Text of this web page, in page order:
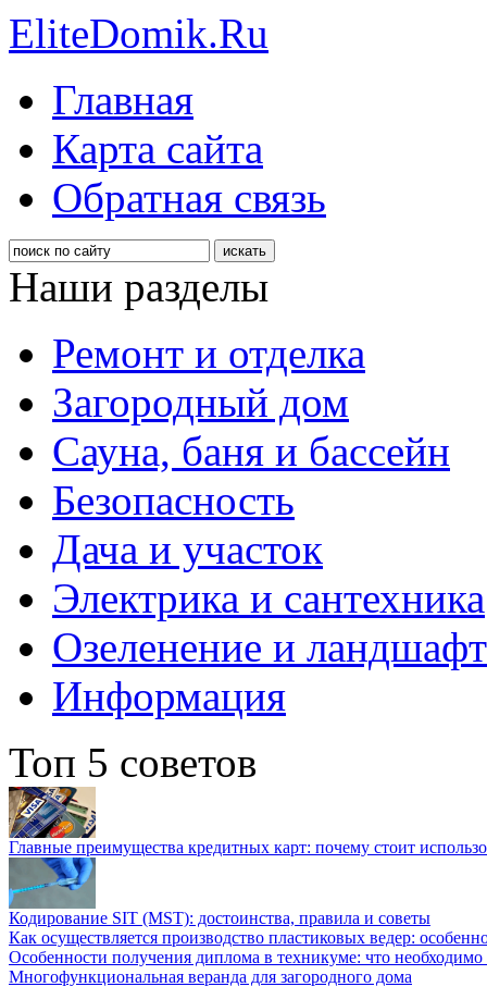
EliteDomik.Ru
Главная
Карта сайта
Обратная связь
Наши разделы
Ремонт и отделка
Загородный дом
Сауна, баня и бассейн
Безопасность
Дача и участок
Электрика и сантехника
Озеленение и
Информация
Топ 5 советов
Главные преимущества кредитных карт: почему стоит
Кодирование SIT (MST): достоинства, правила и советы
Как осуществляется производство пластиковых ведер:
Особенности получения диплома в техникуме: что необходимо
Многофункциональная веранда для загородного дома